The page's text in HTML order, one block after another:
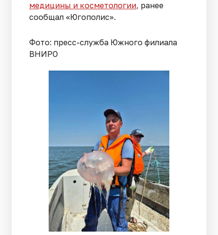
медицины и косметологии, ранее
сообщал «Югополис».
Фото: пресс-служба Южного филиала
ВНИРО